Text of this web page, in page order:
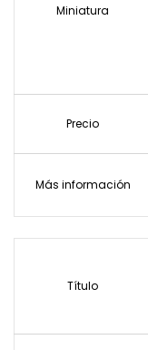
Miniatura
Precio
Más información
Título